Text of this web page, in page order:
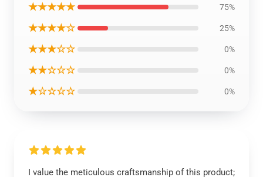
★★★★★ 75%
★★★★☆ 25%
★★★☆☆ 0%
★★☆☆☆ 0%
★☆☆☆☆ 0%
I value the meticulous craftsmanship of this product;